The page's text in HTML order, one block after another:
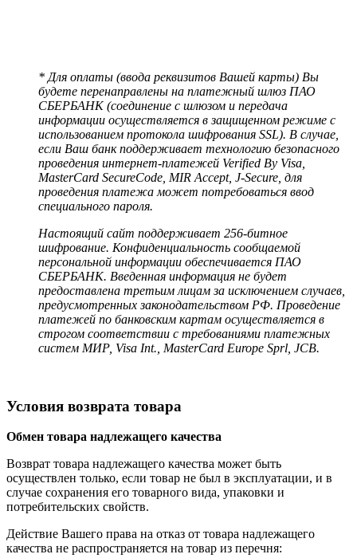
* Для оплаты (ввода реквизитов Вашей карты) Вы
будете перенаправлены на платежный шлюз ПАО
СБЕРБАНК (соединение с шлюзом и передача
информации осуществляется в защищенном режиме с
использованием протокола шифрования SSL). В случае,
если Ваш банк поддерживает технологию безопасного
проведения интернет-платежей Verified By Visa,
MasterCard SecureCode, MIR Accept, J-Secure, для
проведения платежа может потребоваться ввод
специального пароля.
Настоящий сайт поддерживает 256-битное
шифрование. Конфиденциальность сообщаемой
персональной информации обеспечивается ПАО
СБЕРБАНК. Введенная информация не будет
предоставлена третьим лицам за исключением случаев,
предусмотренных законодательством РФ. Проведение
платежей по банковским картам осуществляется в
строгом соответствии с требованиями платежных
систем МИР, Visa Int., MasterCard Europe Sprl, JCB.
Условия возврата товара
Обмен товара надлежащего качества
Возврат товара надлежащего качества может быть
осуществлен только, если товар не был в эксплуатации, и в
случае сохранения его товарного вида, упаковки и
потребительских свойств.
Действие Вашего права на отказ от товара надлежащего
качества не распространяется на товар из перечня: